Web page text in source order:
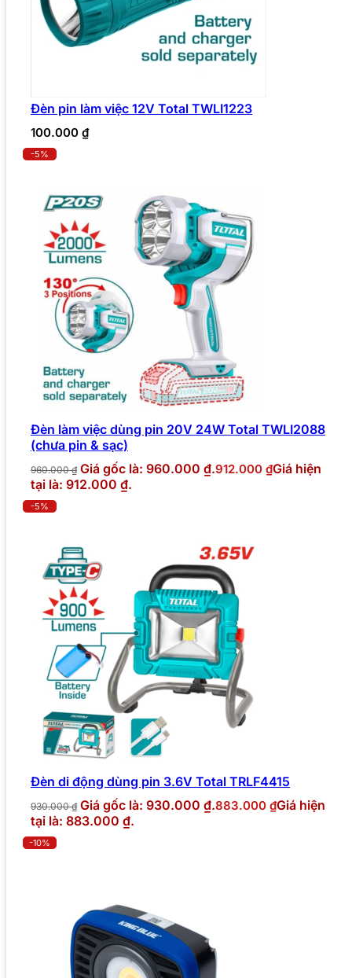
Đèn pin làm việc 12V Total TWLI1223
100.000 ₫
-5%
Đèn làm việc dùng pin 20V 24W Total TWLI2088
(chưa pin & sạc)
960.000₫ Giá gốc là: 960.000 ₫.912.000 ₫Giá hiện
tại là: 912.000 ₫.
-5%
Đèn di động dùng pin 3.6V Total TRLF4415
930.000₫ Giá gốc là: 930.000 ₫.883.000 ₫Giá hiện
tại là: 883.000 ₫.
-10%